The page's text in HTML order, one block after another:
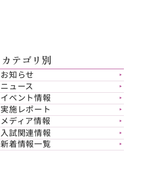
カテゴリ別
お知らせ ▶︎
ニュース ▶︎
イベント情報 ▶︎
実施レポート ▶︎
メディア情報 ▶︎
入試関連情報 ▶︎
新着情報一覧 ▶︎